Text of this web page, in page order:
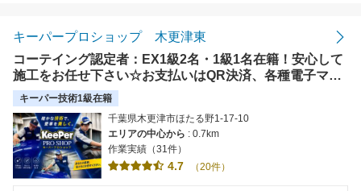
評価の高い順
キーパープロショップ 木更津東
コーテイング認定者：EX1級2名・1級1名在籍！安心して
施工をお任せ下さい☆お支払いはQR決済、各種電子マネ
ー、各種クレジット使えます！
キーパー技術1級在籍
千葉県木更津市ほたる野1-17-10
エリアの中心から : 0.7km
作業実績（31件）
4.7 （20件）